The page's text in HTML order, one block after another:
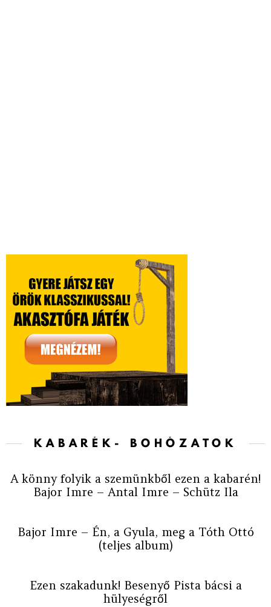
KABARÉK- BOHÓZATOK
A könny folyik a szemünkből ezen a kabarén!
Bajor Imre – Antal Imre – Schütz Ila
Bajor Imre – Én, a Gyula, meg a Tóth Ottó
(teljes album)
Ezen szakadunk! Besenyő Pista bácsi a
hülyeségről